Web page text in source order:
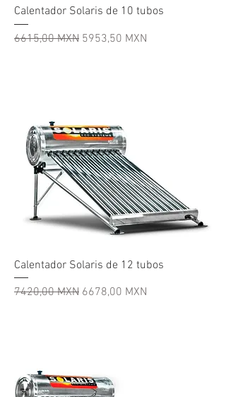
Calentador Solaris de 10 tubos
Precio
6615,00 MXN Precio de oferta
5953,50 MXN
Calentador Solaris de 12 tubos
Precio
7420,00 MXN Precio de oferta
6678,00 MXN